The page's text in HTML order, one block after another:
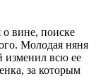
вине, поиске
Молодая няня
изменил всю ее
за которым